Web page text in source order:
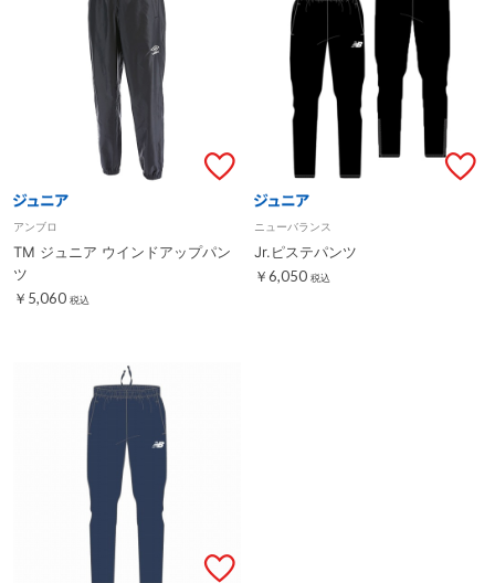
アンブロ
TM ジュニア ウインドアップパン
ツ
￥5,060 税込
ニューバランス
Jr.ピステパンツ
￥6,050 税込